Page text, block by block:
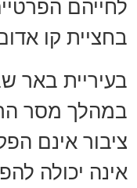
לחייהם
בחציית קו
בעיריית באר
במהלך מסר
ציבור אינם
אינה יכולה